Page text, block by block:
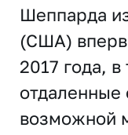
Шеппарда
(США)
2017 года,
отдаленные
возможной